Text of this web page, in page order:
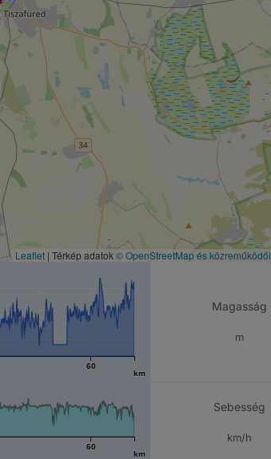
►
Leaflet | Térkép adatok © OpenStreetMap és közreműködői
60
km
Magasság
m
60
km
Sebesség
km/h